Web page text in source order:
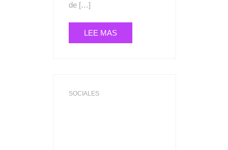
de […]
LEE MAS
SOCIALES